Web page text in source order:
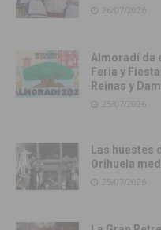
26/07/2026
Almoradí da
Feria y
Reinas y
25/07/2026
Las huestes
Orihuela
25/07/2026